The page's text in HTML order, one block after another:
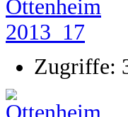
Zugriffe: